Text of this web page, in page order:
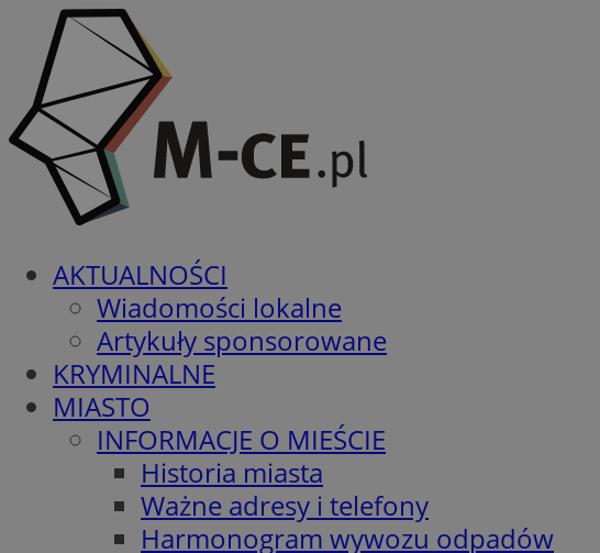
AKTUALNOŚCI
Wiadomości lokalne
Artykuły sponsorowane
KRYMINALNE
MIASTO
INFORMACJE O MIEŚCIE
Historia miasta
Ważne adresy i telefony
Harmonogram wywozu odpadów